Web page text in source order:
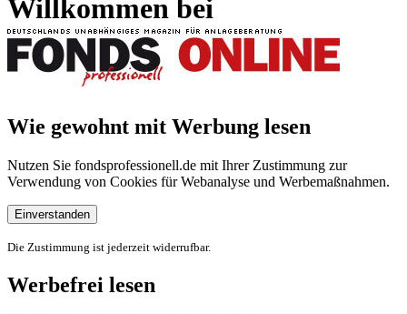
Willkommen bei
Wie gewohnt mit Werbung lesen
Nutzen Sie fondsprofessionell.de mit Ihrer Zustimmung zur
Verwendung von Cookies für Webanalyse und Werbemaßnahmen.
Einverstanden
Die Zustimmung ist jederzeit widerrufbar.
Werbefrei lesen